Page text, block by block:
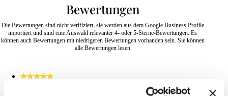
Bewertungen
Die Bewertungen sind nicht verifiziert, sie werden aus dem Google Business Profile
importiert und sind eine Auswahl relevanter 4- oder 5-Sterne-Bewertungen. Es
können auch Bewertungen mit niedrigeren Bewertungen vorhanden sein. Sie können
alle Bewertungen lesen